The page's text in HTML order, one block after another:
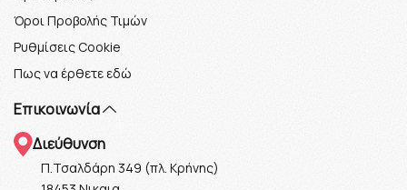
Όροι Προβολής Τιμών
Ρυθμίσεις Cookie
Πως να έρθετε εδώ
Επικοινωνία
Διεύθυνση
Π.Τσαλδάρη 349 (πλ. Κρήνης)